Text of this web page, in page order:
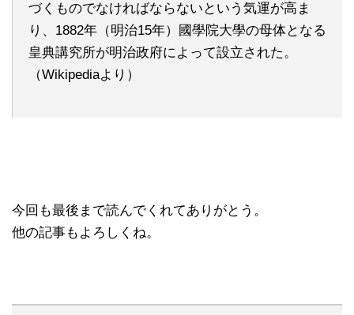
づくものでなければならないという気運が高ま
り、1882年（明治15年）國學院大學の母体となる
皇典講究所が明治政府によって設立された。
（Wikipediaより）
今回も最後まで読んでくれてありがとう。
他の記事もよろしくね。